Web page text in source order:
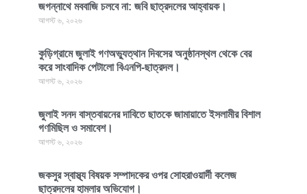
জগন্নাথে মববাজি চলবে না: জবি ছাত্রদলের আহ্বায়ক।
আগস্ট ৬, ২০২৬
কুড়িগ্রামে জুলাই গণঅভ্যুত্থান দিবসের অনুষ্ঠানস্থল থেকে বের
করে সাংবাদিক পেটালো বিএনপি-ছাত্রদল।
আগস্ট ৬, ২০২৬
জুলাই সনদ বাস্তবায়নের দাবিতে ছাতকে জামায়াতে ইসলামীর বিশাল
গণমিছিল ও সমাবেশ।
আগস্ট ৬, ২০২৬
জকসুর স্বাস্থ্য বিষয়ক সম্পাদকের ওপর সোহরাওয়ার্দী কলেজ
ছাত্রদলের হামলার অভিযোগ।